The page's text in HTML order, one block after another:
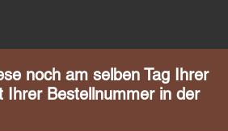
noch am selben Tag Ihrer
Bestellnummer in der